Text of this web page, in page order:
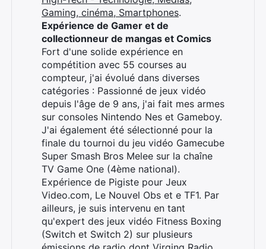
Gaming, cinéma, Smartphones.
Expérience de Gamer et de
collectionneur de mangas et Comics
Fort d'une solide expérience en
compétition avec 55 courses au
compteur, j'ai évolué dans diverses
catégories : Passionné de jeux vidéo
depuis l'âge de 9 ans, j'ai fait mes armes
sur consoles Nintendo Nes et Gameboy.
J'ai également été sélectionné pour la
finale du tournoi du jeu vidéo Gamecube
Super Smash Bros Melee sur la chaîne
TV Game One (4ème national).
Expérience de Pigiste pour Jeux
Video.com, Le Nouvel Obs et e TF1. Par
ailleurs, je suis intervenu en tant
qu'expert des jeux vidéo Fitness Boxing
(Switch et Switch 2) sur plusieurs